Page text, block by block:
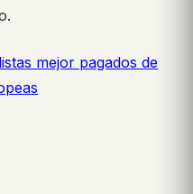
mejor pagados de